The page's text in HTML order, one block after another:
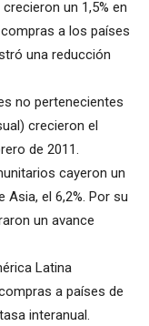
un 1,5% en
a los países
una reducción
no pertenecientes
crecieron el
de 2011.
cayeron un
el 6,2%. Por su
un avance
Latina
a países de
interanual.